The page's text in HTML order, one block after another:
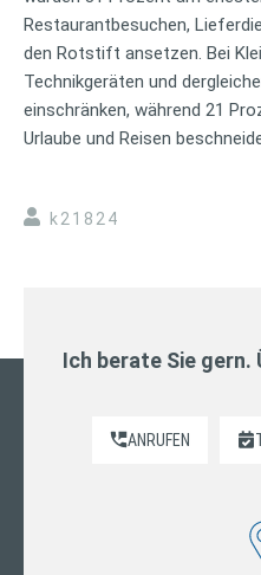
Restaurantbesuchen,
den Rotstift ansetzen. Bei
Technikgeräten und
einschränken, während 21
Urlaube und Reisen
k21824
Ich berate Sie
ANRUFEN